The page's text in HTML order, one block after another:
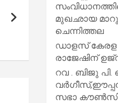
മുഖഛായ
ചെന്നിത്തല
ഡാളസ് കേരള
രാജേഷിന്
റവ . ബിജു
സഭാ